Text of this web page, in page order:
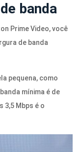
banda
Prime Video, você
de banda
pequena, como
mínima é de
3,5 Mbps é o